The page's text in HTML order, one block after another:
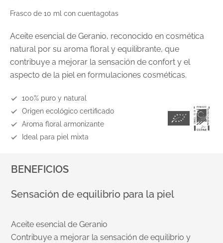
Frasco de 10 ml con cuentagotas
Aceite esencial de Geranio, reconocido en cosmética
natural por su aroma floral y equilibrante, que
contribuye a mejorar la sensación de confort y el
aspecto de la piel en formulaciones cosméticas.
100% puro y natural
Origen ecológico certificado
Aroma floral armonizante
Ideal para piel mixta
BENEFICIOS
Sensación de equilibrio para la piel
Aceite esencial de Geranio
Contribuye a mejorar la sensación de equilibrio y